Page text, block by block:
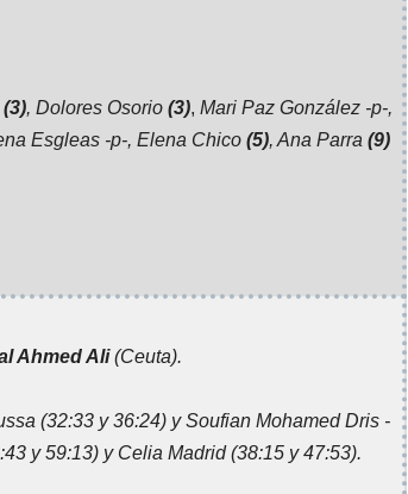
(3), Dolores Osorio (3), Mari Paz González -p-,
Esgleas -p-, Elena Chico (5), Ana Parra (9)
Ahmed Ali(Ceuta).
(32:33 y 36:24) y Soufian Mohamed Dris -
y 59:13) y Celia Madrid (38:15 y 47:53).